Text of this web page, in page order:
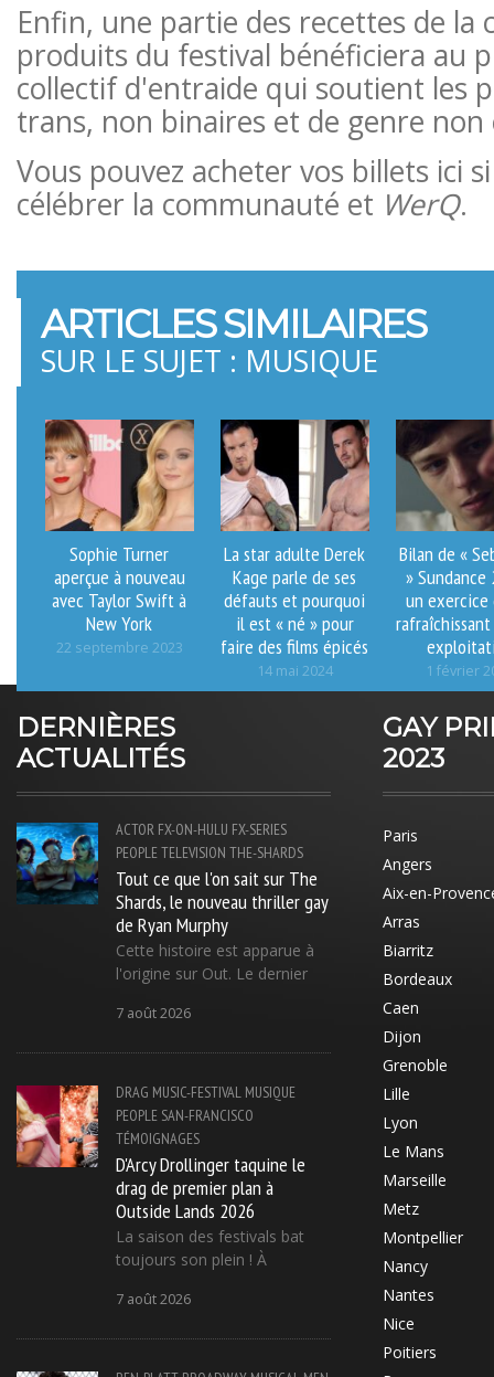
Enfin, une partie des recettes de la
produits du festival bénéficiera au
collectif d'entraide qui soutient les
trans, non binaires et de genre
Vous pouvez acheter vos billets ici
célébrer la communauté et WerQ.
ARTICLES SIMILAIRES
SUR LE SUJET : MUSIQUE
Sophie Turner
aperçue à nouveau
avec Taylor Swift à
New York
22 septembre 2023
La star adulte Derek
Kage parle de ses
défauts et pourquoi
il est « né » pour
faire des films épicés
14 mai 2024
Bilan de «
» Sundance
un exercice
rafraîchissant
1 février
DERNIÈRES
ACTUALITÉS
ACTOR FX-ON-HULU FX-SERIES
PEOPLETELEVISION THE-SHARDS
Tout ce que l'on sait sur The
Shards, le nouveau thriller gay
de Ryan Murphy
Cette histoire est apparue à
l'origine sur Out. Le dernier
7 août 2026
DRAG MUSIC-FESTIVAL MUSIQUE
PEOPLE SAN-FRANCISCO
TÉMOIGNAGES
D'Arcy Drollinger taquine le
drag de premier plan à
Outside Lands 2026
La saison des festivals bat
toujours son plein ! À
7 août 2026
GAY
2023
Paris
Angers
Aix-en-
Arras
Biarritz
Bordeaux
Caen
Dijon
Grenoble
Lille
Lyon
Le Mans
Marseille
Metz
Montpellier
Nancy
Nantes
Nice
Poitiers